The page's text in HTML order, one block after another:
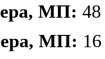
МП: 48
МП: 16